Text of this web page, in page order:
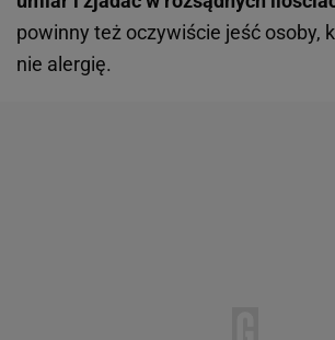
powinny też oczywiście jeść osoby,
nie alergię.